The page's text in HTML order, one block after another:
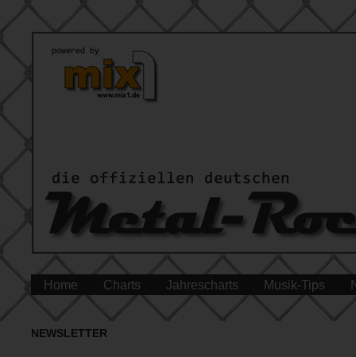
Home Charts Jahrescharts Musik-Tips
NEWSLETTER